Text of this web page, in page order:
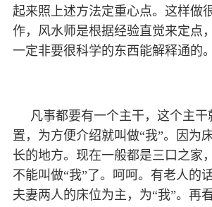
起来照上述方法定重心点。这样做
作，风水师是根据经验直觉来定点
一定非要很科学的东西能解释通的。
凡事都要有一个主干，这个主干
置，为方便介绍就叫做“我”。因为
长的地方。现在一般都是三口之家
不能叫做“我”了。呵呵。有老人的
夫妻两人的床位为主，为“我”。再